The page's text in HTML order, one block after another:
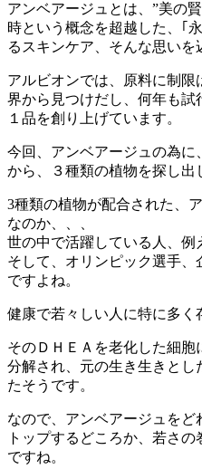
アンベアージュとは、”美の
時という概念を超越した、｢
るスキンケア、そんな思いを
アルビオンでは、原料に制
界から見つけだし、何年も
１品を創り上げています。
今回、アンベアージュの為
から、３種類の植物を探し出
3種類の植物が配合された、
なのか、、、
世の中で活躍している人、
そして、オリンピック選手
ですよね。
健康で若々しい人に特に多
そのＤＨＥＡを老化した細
分解され、元の生き生きとし
たそうです。
なので、アンベアージュを
トップするどころか、若さ
ですね。